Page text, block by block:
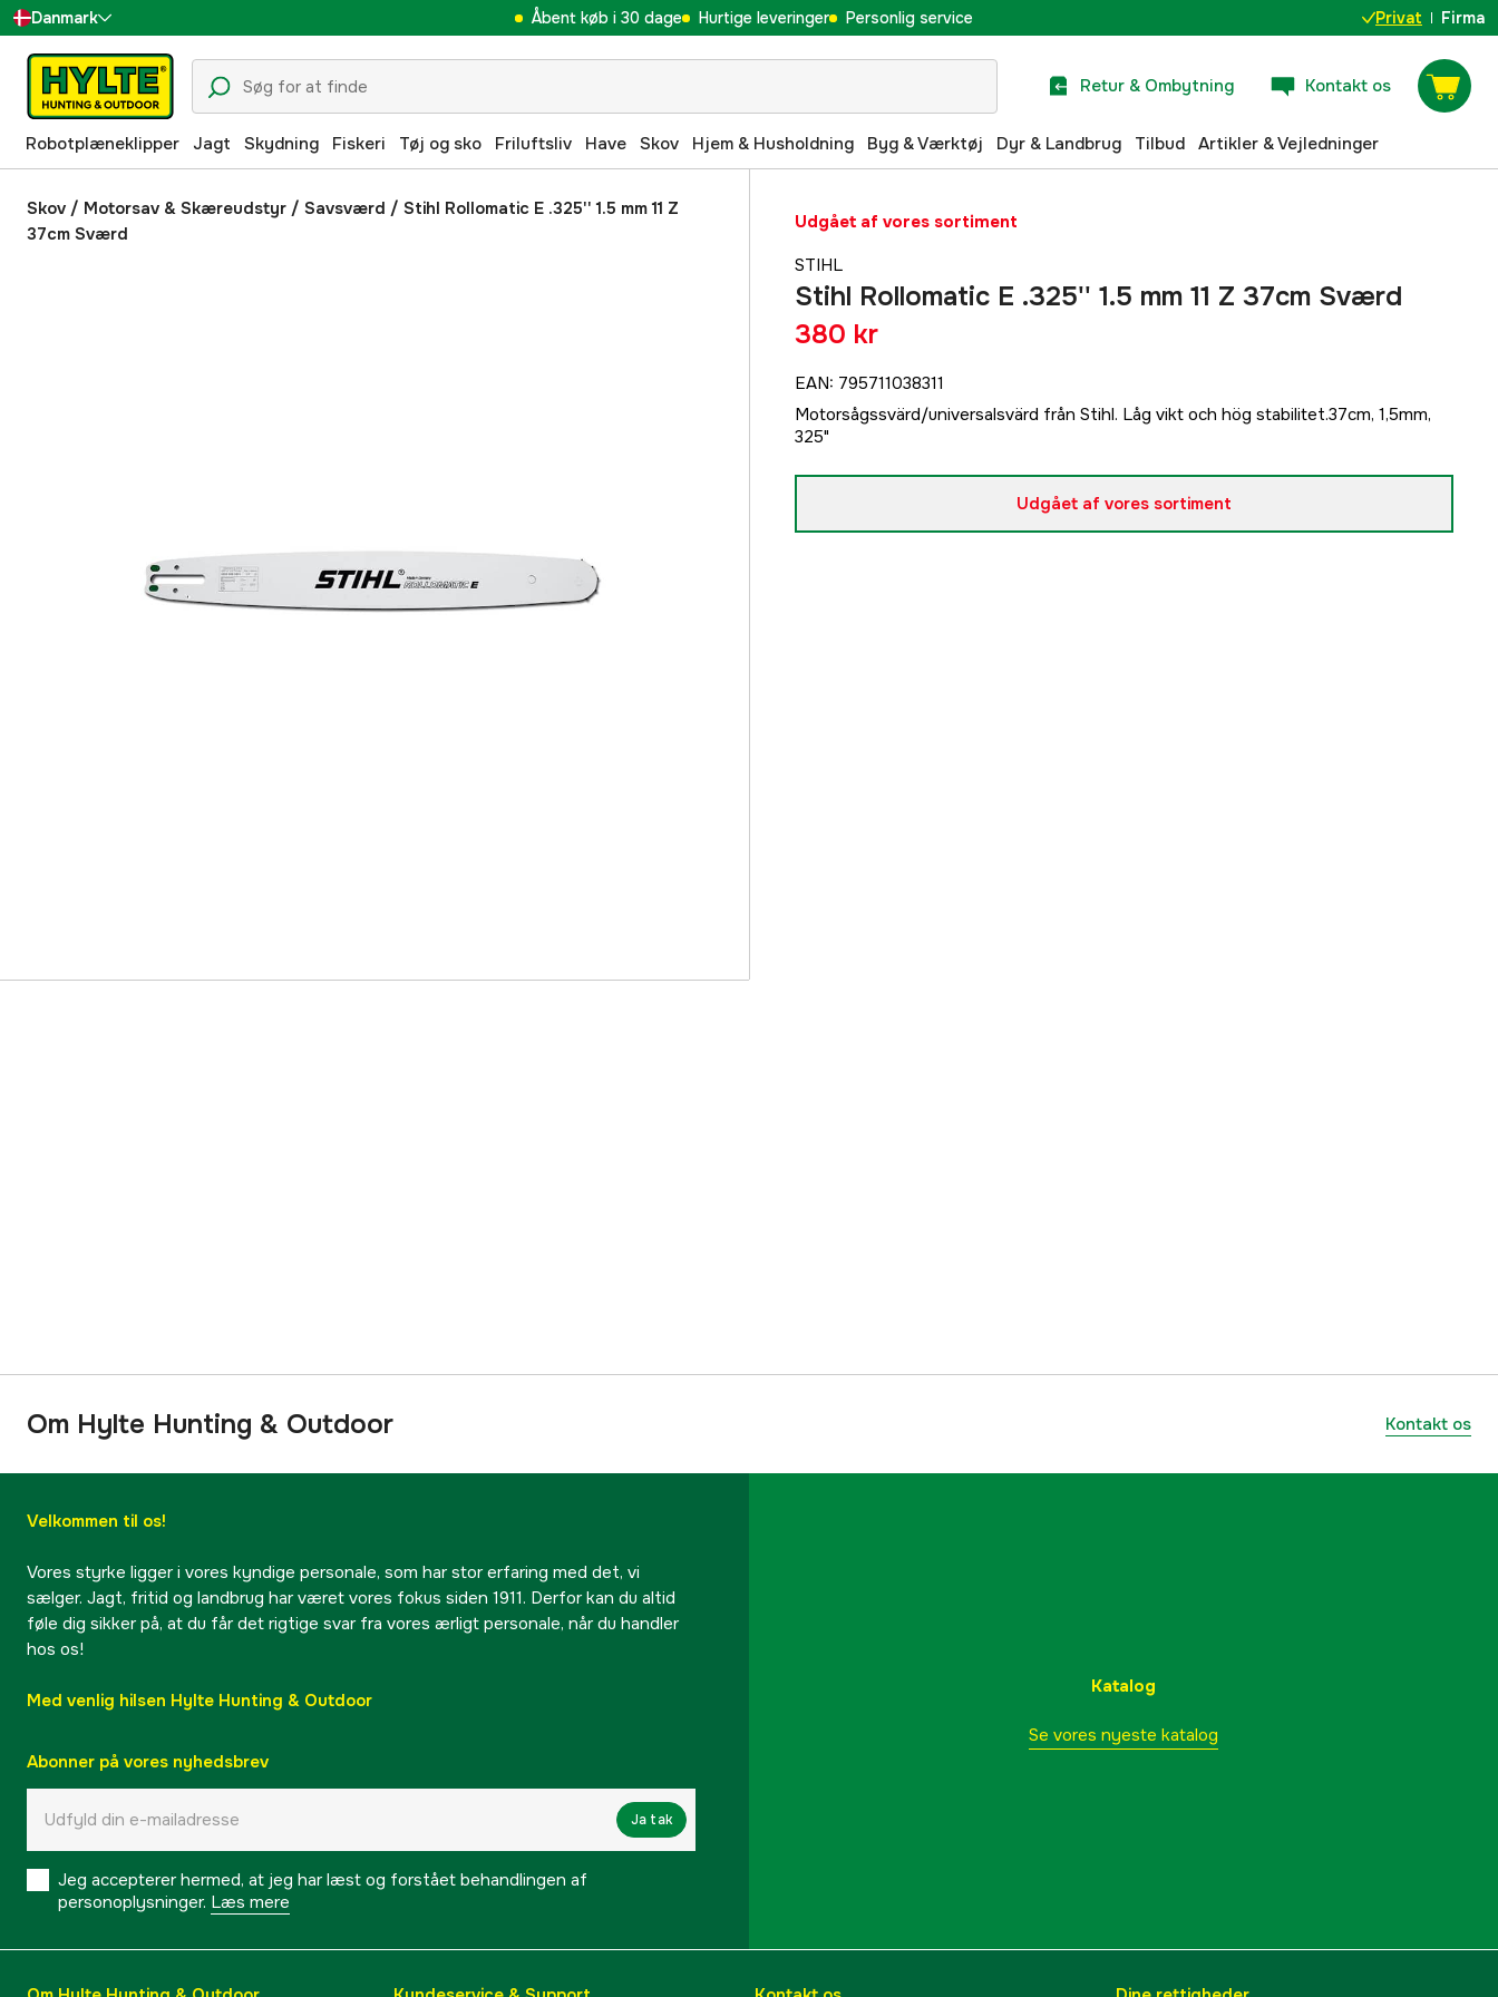
Danmark
Sverige
Suomi
Norge
Deutschland
Åbent køb i 30 dage Hurtige leveringer Personlig service Privat Firma
Retur & Ombytning Kontakt os
Robotplæneklipper Jagt Skydning Fiskeri Tøj og sko Friluftsliv Have Skov Hjem & Husholdning Byg & Værktøj Dyr & Landbrug Tilbud Artikler & Vejledninger
Skov / Motorsav & Skæreudstyr / Savsværd / Stihl Rollomatic E .325'' 1.5 mm 11 Z
37cm Sværd
Udgået af vores sortiment
STIHL
Stihl Rollomatic E .325'' 1.5 mm 11 Z 37cm Sværd
380 kr
EAN: 795711038311
Motorsågssvärd/universalsvärd från Stihl. Låg vikt och hög stabilitet.37cm, 1,5mm,
325"
Udgået af vores sortiment
Om Hylte Hunting & Outdoor Kontakt os
Velkommen til os!
Vores styrke ligger i vores kyndige personale, som har stor erfaring med det, vi
sælger. Jagt, fritid og landbrug har været vores fokus siden 1911. Derfor kan du altid
føle dig sikker på, at du får det rigtige svar fra vores ærligt personale, når du handler
hos os!
Med venlig hilsen Hylte Hunting & Outdoor
Abonner på vores nyhedsbrev
Ja tak
Jeg accepterer hermed, at jeg har læst og forstået behandlingen af ​​
personoplysninger. Læs mere
Katalog
Se vores nyeste katalog